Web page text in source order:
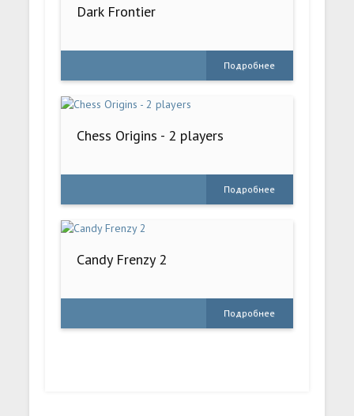
Dark Frontier
Подробнее
Chess Origins - 2 players
Подробнее
Candy Frenzy 2
Подробнее